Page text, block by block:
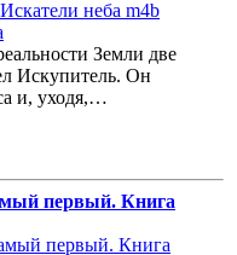
Земли две
Искупитель. Он
и, уходя,…
первый. Книга